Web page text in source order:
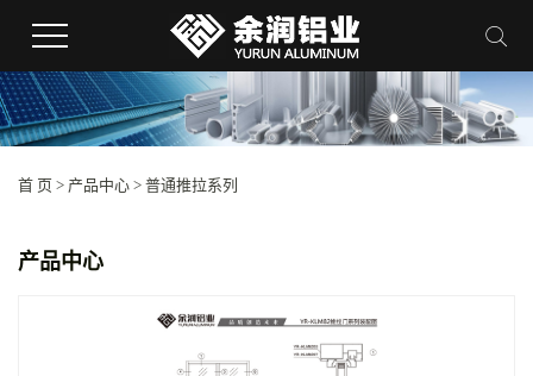
首 页 > 产品中心 > 普通推拉系列
产品中心